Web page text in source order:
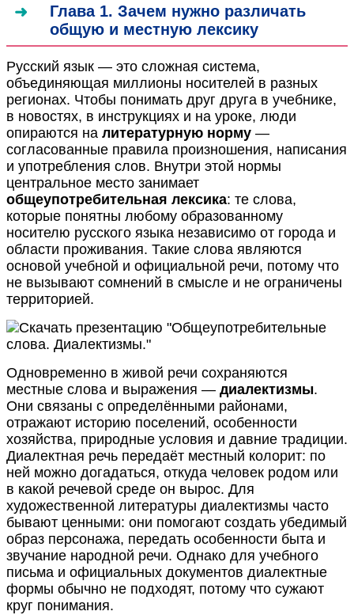
Глава 1. Зачем нужно различать
общую и местную лексику
Русский язык — это сложная система,
объединяющая миллионы носителей в разных
регионах. Чтобы понимать друг друга в учебнике,
в новостях, в инструкциях и на уроке, люди
опираются на литературную норму —
согласованные правила произношения, написания
и употребления слов. Внутри этой нормы
центральное место занимает
общеупотребительная лексика: те слова,
которые понятны любому образованному
носителю русского языка независимо от города и
области проживания. Такие слова являются
основой учебной и официальной речи, потому что
не вызывают сомнений в смысле и не ограничены
территорией.
Одновременно в живой речи сохраняются
местные слова и выражения — диалектизмы.
Они связаны с определёнными районами,
отражают историю поселений, особенности
хозяйства, природные условия и давние традиции.
Диалектная речь передаёт местный колорит: по
ней можно догадаться, откуда человек родом или
в какой речевой среде он вырос. Для
художественной литературы диалектизмы часто
бывают ценными: они помогают создать убедимый
образ персонажа, передать особенности быта и
звучание народной речи. Однако для учебного
письма и официальных документов диалектные
формы обычно не подходят, потому что сужают
круг понимания.